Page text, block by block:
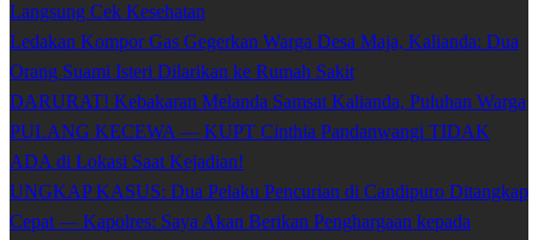
Langsung Cek Kesehatan
Ledakan Kompor Gas Gegerkan Warga Desa Maja, Kalianda: Dua
Orang Suami Isteri Dilarikan ke Rumah Sakit
DARURAT! Kebakaran Melanda Samsat Kalianda, Puluhan Warga
PULANG KECEWA — KUPT Cinthia Pandanwangi TIDAK
ADA di Lokasi Saat Kejadian!
UNGKAP KASUS: Dua Pelaku Pencurian di Candipuro Ditangkap
Cepat — Kapolres: Saya Akan Berikan Penghargaan kepada